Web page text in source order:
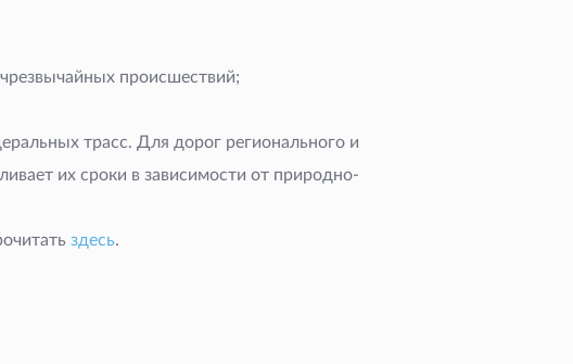
происшествий;
трасс. Для дорог регионального и
их сроки в зависимости от природно-
здесь.